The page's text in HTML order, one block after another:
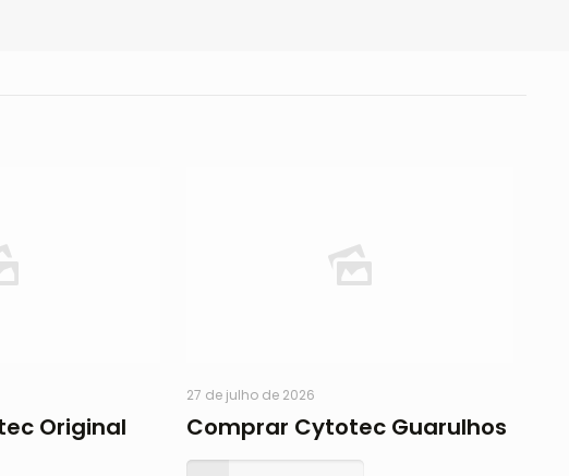
Original
27 de julho de 2026
Comprar Cytotec Guarulhos